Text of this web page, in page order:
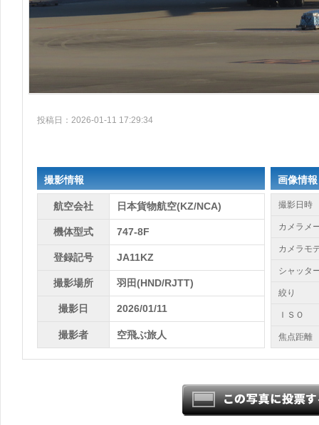
投稿日：2026-01-11 17:29:34
撮影情報
航空会社 日本貨物航空(KZ/NCA)
機体型式 747-8F
登録記号 JA11KZ
撮影場所 羽田(HND/RJTT)
撮影日 2026/01/11
撮影者 空飛ぶ旅人
画像情報
撮影日時
カメラメ
カメラモ
シャッタ
絞り
ＩＳＯ
焦点距離